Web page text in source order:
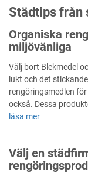
Städtips från
Organiska
miljövänliga
Välj bort Blekmedel
lukt och det
rengöringsmedlen
också. Dessa
läsa mer
Välj en